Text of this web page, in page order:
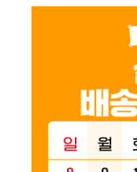
가입 : 부정행위방
첫구매 : 부정행위방